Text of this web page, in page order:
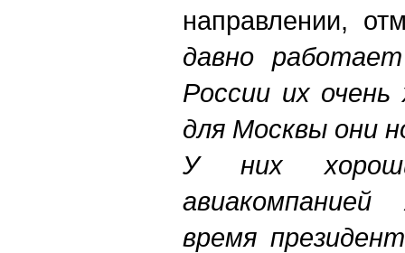
направлении,
давно
России их
для Москвы они
У них
время